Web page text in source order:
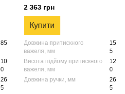
85
10
0
26
5
системи d16
2 363 грн
Купити
Довжина притискного
важеля, мм
15
5
Висота підйому притискного
важеля, мм
12
0
Довжина ручки, мм
26
5